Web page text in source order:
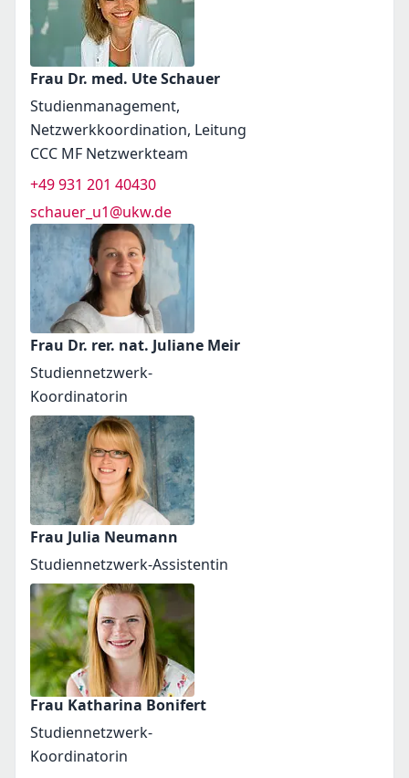
Frau Dr. med. Ute Schauer
Studienmanagement,
Netzwerkkoordination, Leitung
CCC MF Netzwerkteam
+49 931 201 40430
schauer_u1@ukw.de
Frau Dr. rer. nat. Juliane Meir
Studiennetzwerk-
Koordinatorin
Frau Julia Neumann
Studiennetzwerk-Assistentin
Frau Katharina Bonifert
Studiennetzwerk-
Koordinatorin